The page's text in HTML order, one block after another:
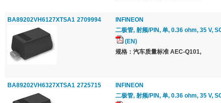
BA89202VH6127XTSA1 2709994
INFINEON
二极管, 射频/PIN, 单, 0.36 ohm, 35 V,
(EN)
规格：汽车质量标准 AEC-Q101,
BA89202VH6327XTSA1 2725715
INFINEON
二极管, 射频/PIN, 单, 0.36 ohm, 35 V,